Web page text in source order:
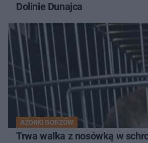
Dolinie Dunajca
AZORKI GORZÓW
Trwa walka z nosówką w